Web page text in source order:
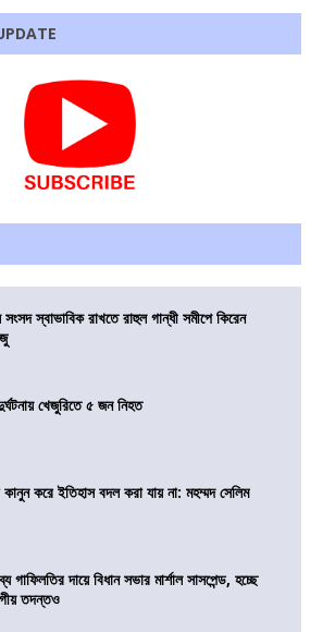
স্বাভাবিক রাখতে রাহুল গান্ধী সমীপে কিরেন
খেজুরিতে ৫ জন নিহত
কানুন করে ইতিহাস বদল করা যায় না: মহম্মদ সেলিম
গাফিলতির দায়ে বিধান সভার মার্শাল সাসপেন্ড, হচ্ছে
তদন্তও